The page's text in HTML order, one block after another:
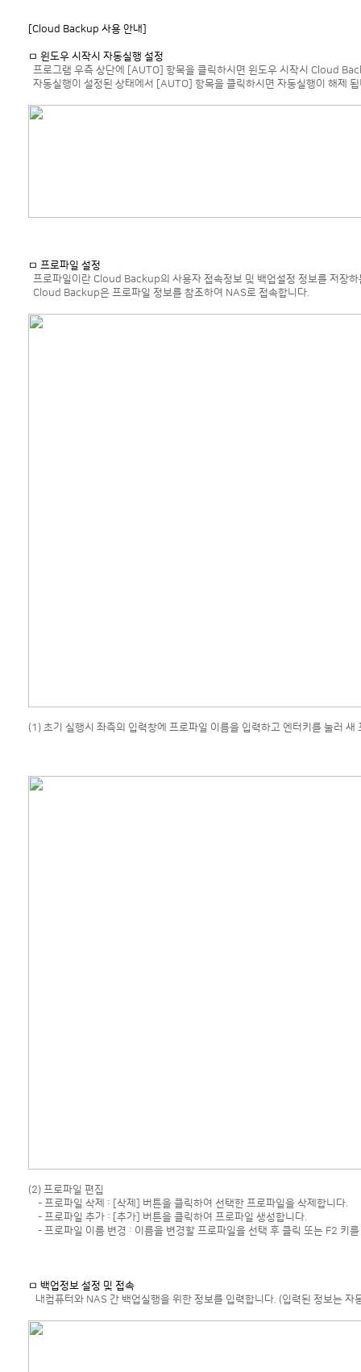
[Cloud Backup 사용 안내]
ㅁ 윈도우 시작시 자동실행 설정
프로그램 우측 상단에 [AUTO] 항목을 클릭하시면 윈도우 시작시 Cloud
자동실행이 설정된 상태에서 [AUTO] 항목을 클릭하시면 자동실행이 해제 됩
ㅁ 프로파일 설정
프로파일이란 Cloud Backup의 사용자 접속정보 및 백업설정 정보를 저장하
Cloud Backup은 프로파일 정보를 참조하여 NAS로 접속합니다.
(1) 초기 실행시 좌측의 입력창에 프로파일 이름을 입력하고 엔터키를 눌러 새
(2) 프로파일 편집
- 프로파일 삭제 : [삭제] 버튼을 클릭하여 선택한 프로파일을 삭제합니다.
- 프로파일 추가 : [추가] 버튼을 클릭하여 프로파일 생성합니다.
- 프로파일 이름 변경 : 이름을 변경할 프로파일을 선택 후 클릭 또는 F2 키
ㅁ 백업정보 설정 및 접속
내컴퓨터와 NAS 간 백업실행을 위한 정보를 입력합니다. (입력된 정보는 자